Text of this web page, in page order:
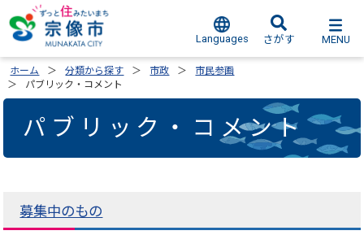
Languages さがす MENU
ホーム 分類から探す 市政
市民参画
パブリック・コメント
パブリック・コメント
募集中のもの